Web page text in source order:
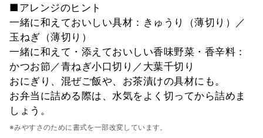
■アレンジのヒント
一緒に和えておいしい具材：きゅうり（薄切り）／
玉ねぎ（薄切り）
一緒に和えて・添えておいしい香味野菜・香辛料：
かつお節／青ねぎ小口切り／大葉千切り
おにぎり、混ぜご飯や、お茶漬けの具材にも。
お弁当に詰める際は、水気をよく切ってから詰めま
しょう。
※みやすさのために書式を一部改変しています。